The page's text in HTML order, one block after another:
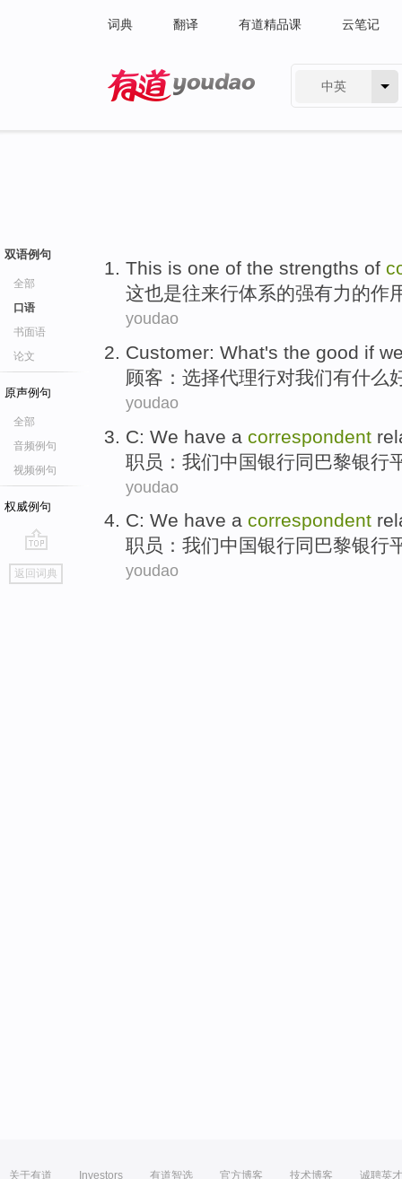
词典 翻译 有道精品课 云笔记
中英
双语例句
全部
口语
书面语
论文
原声例句
全部
音频例句
视频例句
权威例句
go
top
返回词典
This is one of the strengths of
这也是往来行体系的强有力的作
youdao
Customer: What's the good if
顾客 ： 选择代理行对我们有什么
youdao
C: We have a correspondent
职员 ： 我们中国银行同 巴黎银行
youdao
C: We have a correspondent
职员 ： 我们中国银行同 巴黎银行
youdao
关于有道 Investors 有道智选 官方博客 技术博客 诚聘英才